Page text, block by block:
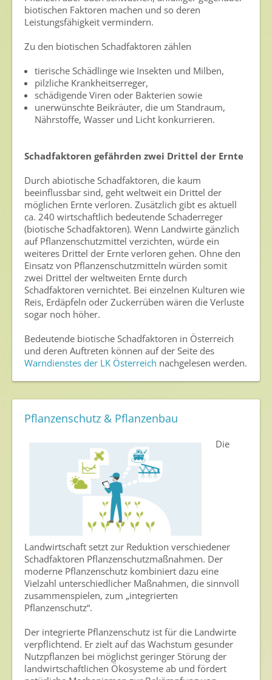
Presse
Pressemitteilungen
Pressebilder
Pressemappe
Pressekontakt
Mediathek
Publikationen
Newsletter
Archiv
biotischen Faktoren machen und so deren
Leistungsfähigkeit vermindern.
Zu den biotischen Schadfaktoren zählen
tierische Schädlinge wie Insekten und Milben,
pilzliche Krankheitserreger,
schädigende Viren oder Bakterien sowie
unerwünschte Beikräuter, die um Standraum,
Nährstoffe, Wasser und Licht konkurrieren.
Schadfaktoren gefährden zwei Drittel der Ernte
Durch abiotische Schadfaktoren, die kaum
beeinflussbar sind, geht weltweit ein Drittel der
möglichen Ernte verloren. Zusätzlich gibt es aktuell
ca. 240 wirtschaftlich bedeutende Schaderreger
(biotische Schadfaktoren). Wenn Landwirte gänzlich
auf Pflanzenschutzmittel verzichten, würde ein
weiteres Drittel der Ernte verloren gehen. Ohne den
Einsatz von Pflanzenschutzmitteln würden somit
zwei Drittel der weltweiten Ernte durch
Schadfaktoren vernichtet. Bei einzelnen Kulturen wie
Reis, Erdäpfeln oder Zuckerrüben wären die Verluste
sogar noch höher.
Bedeutende biotische Schadfaktoren in Österreich
und deren Auftreten können auf der Seite des
Warndienstes der LK Österreich nachgelesen werden.
Pflanzenschutz & Pflanzenbau
Die
Landwirtschaft setzt zur Reduktion verschiedener
Schadfaktoren Pflanzenschutzmaßnahmen. Der
moderne Pflanzenschutz kombiniert dazu eine
Vielzahl unterschiedlicher Maßnahmen, die sinnvoll
zusammenspielen, zum „integrierten
Pflanzenschutz“.
Der integrierte Pflanzenschutz ist für die Landwirte
verpflichtend. Er zielt auf das Wachstum gesunder
Nutzpflanzen bei möglichst geringer Störung der
landwirtschaftlichen Ökosysteme ab und fördert